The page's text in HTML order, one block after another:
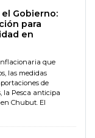
Gobierno:
para
en
que
las medidas
de
la Pesca anticipa
Chubut. El